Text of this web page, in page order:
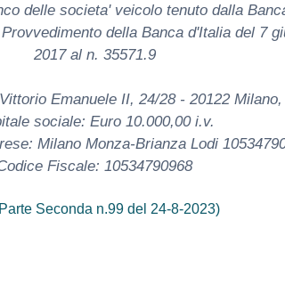
delle societa' veicolo tenuto dalla
della Banca d'Italia del 7
2017 al n. 35571.9
Emanuele II, 24/28 - 20122
sociale: Euro 10.000,00 i.v.
Milano Monza-Brianza Lodi
Fiscale: 10534790968
Seconda n.99 del 24-8-2023)